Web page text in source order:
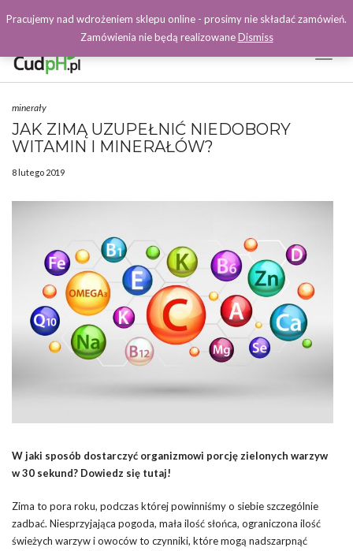
Facebook
minerały
JAK ZIMĄ UZUPEŁNIĆ NIEDOBORY
WITAMIN I MINERAŁÓW?
8 lutego 2019
W jaki sposób dostarczyć organizmowi porcję zielonych warzyw
w 30 sekund? Dowiedz się tutaj!
Zima to pora roku, podczas której powinniśmy o siebie szczególnie
zadbać. Niesprzyjająca pogoda, mała ilość słońca, ograniczona ilość
świeżych warzyw i owoców to czynniki, które mogą nadszarpnąć
Pracujemy nad wdrożeniem sklepu online - prosimy nie składać zamówień.
Zamówienia nie będą realizowaneDismiss